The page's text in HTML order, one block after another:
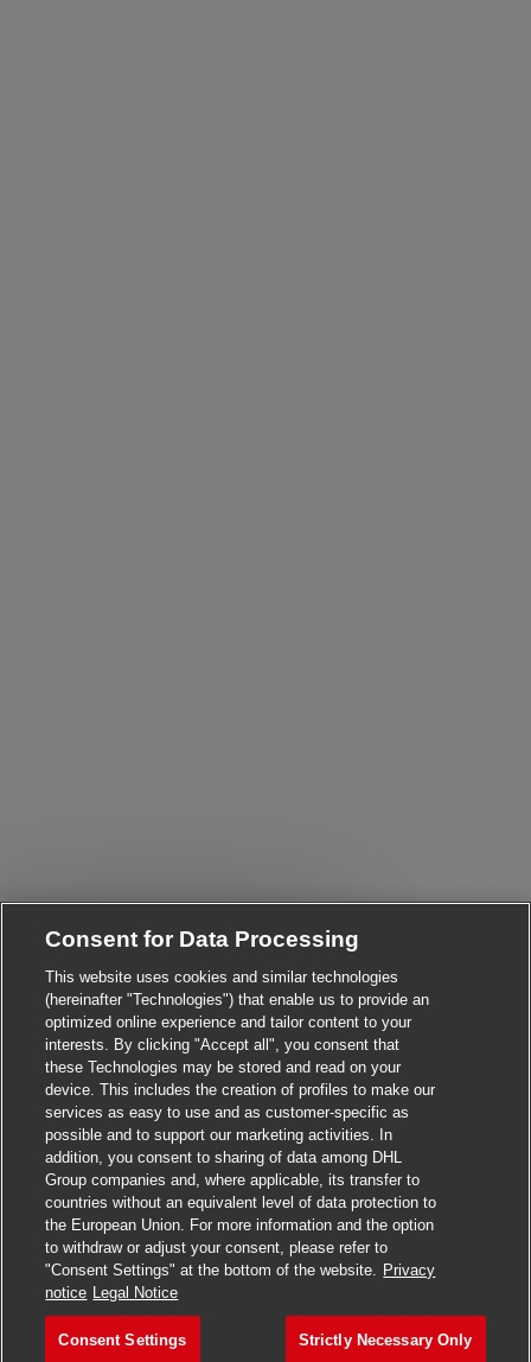
Apply for this job
Postbote für Pakete und
Consent for Data Processing
This website uses cookies and similar technologies
(hereinafter "Technologies") that enable us to provide an
optimized online experience and tailor content to your
interests. By clicking "Accept all", you consent that
these Technologies may be stored and read on your
device. This includes the creation of profiles to make our
services as easy to use and as customer-specific as
possible and to support our marketing activities. In
addition, you consent to sharing of data among DHL
Group companies and, where applicable, its transfer to
countries without an equivalent level of data protection to
the European Union. For more information and the option
to withdraw or adjust your consent, please refer to
"Consent Settings" at the bottom of the website. Privacy
notice Legal Notice
Consent Settings Strictly Necessary Only
There!
you interested in this job?
Close chatbot
I'm interested Similar Jobs